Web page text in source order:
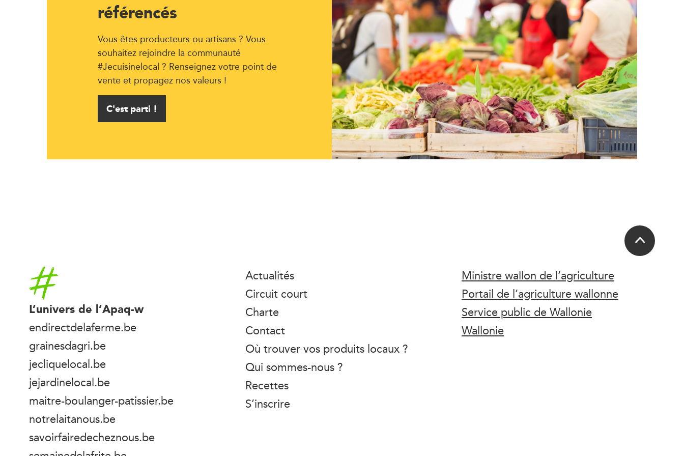
référencés
Vous êtes producteurs ou artisans ? Vous
souhaitez rejoindre la communauté
#Jecuisinelocal ? Renseignez votre point de
vente et propagez nos valeurs !
C'est parti !
Accueil
L’univers de l’Apaq-w
endirectdelaferme.be
grainesdagri.be
jecliquelocal.be
jejardinelocal.be
maitre-boulanger-patissier.be
notrelaitanous.be
savoirfairedecheznous.be
Actualités
Circuit court
Charte
Contact
Où trouver vos produits locaux ?
Qui sommes-nous ?
Recettes
S’inscrire
Ministre wallon de l’agriculture
Portail de l’agriculture wallonne
Service public de Wallonie
Wallonie